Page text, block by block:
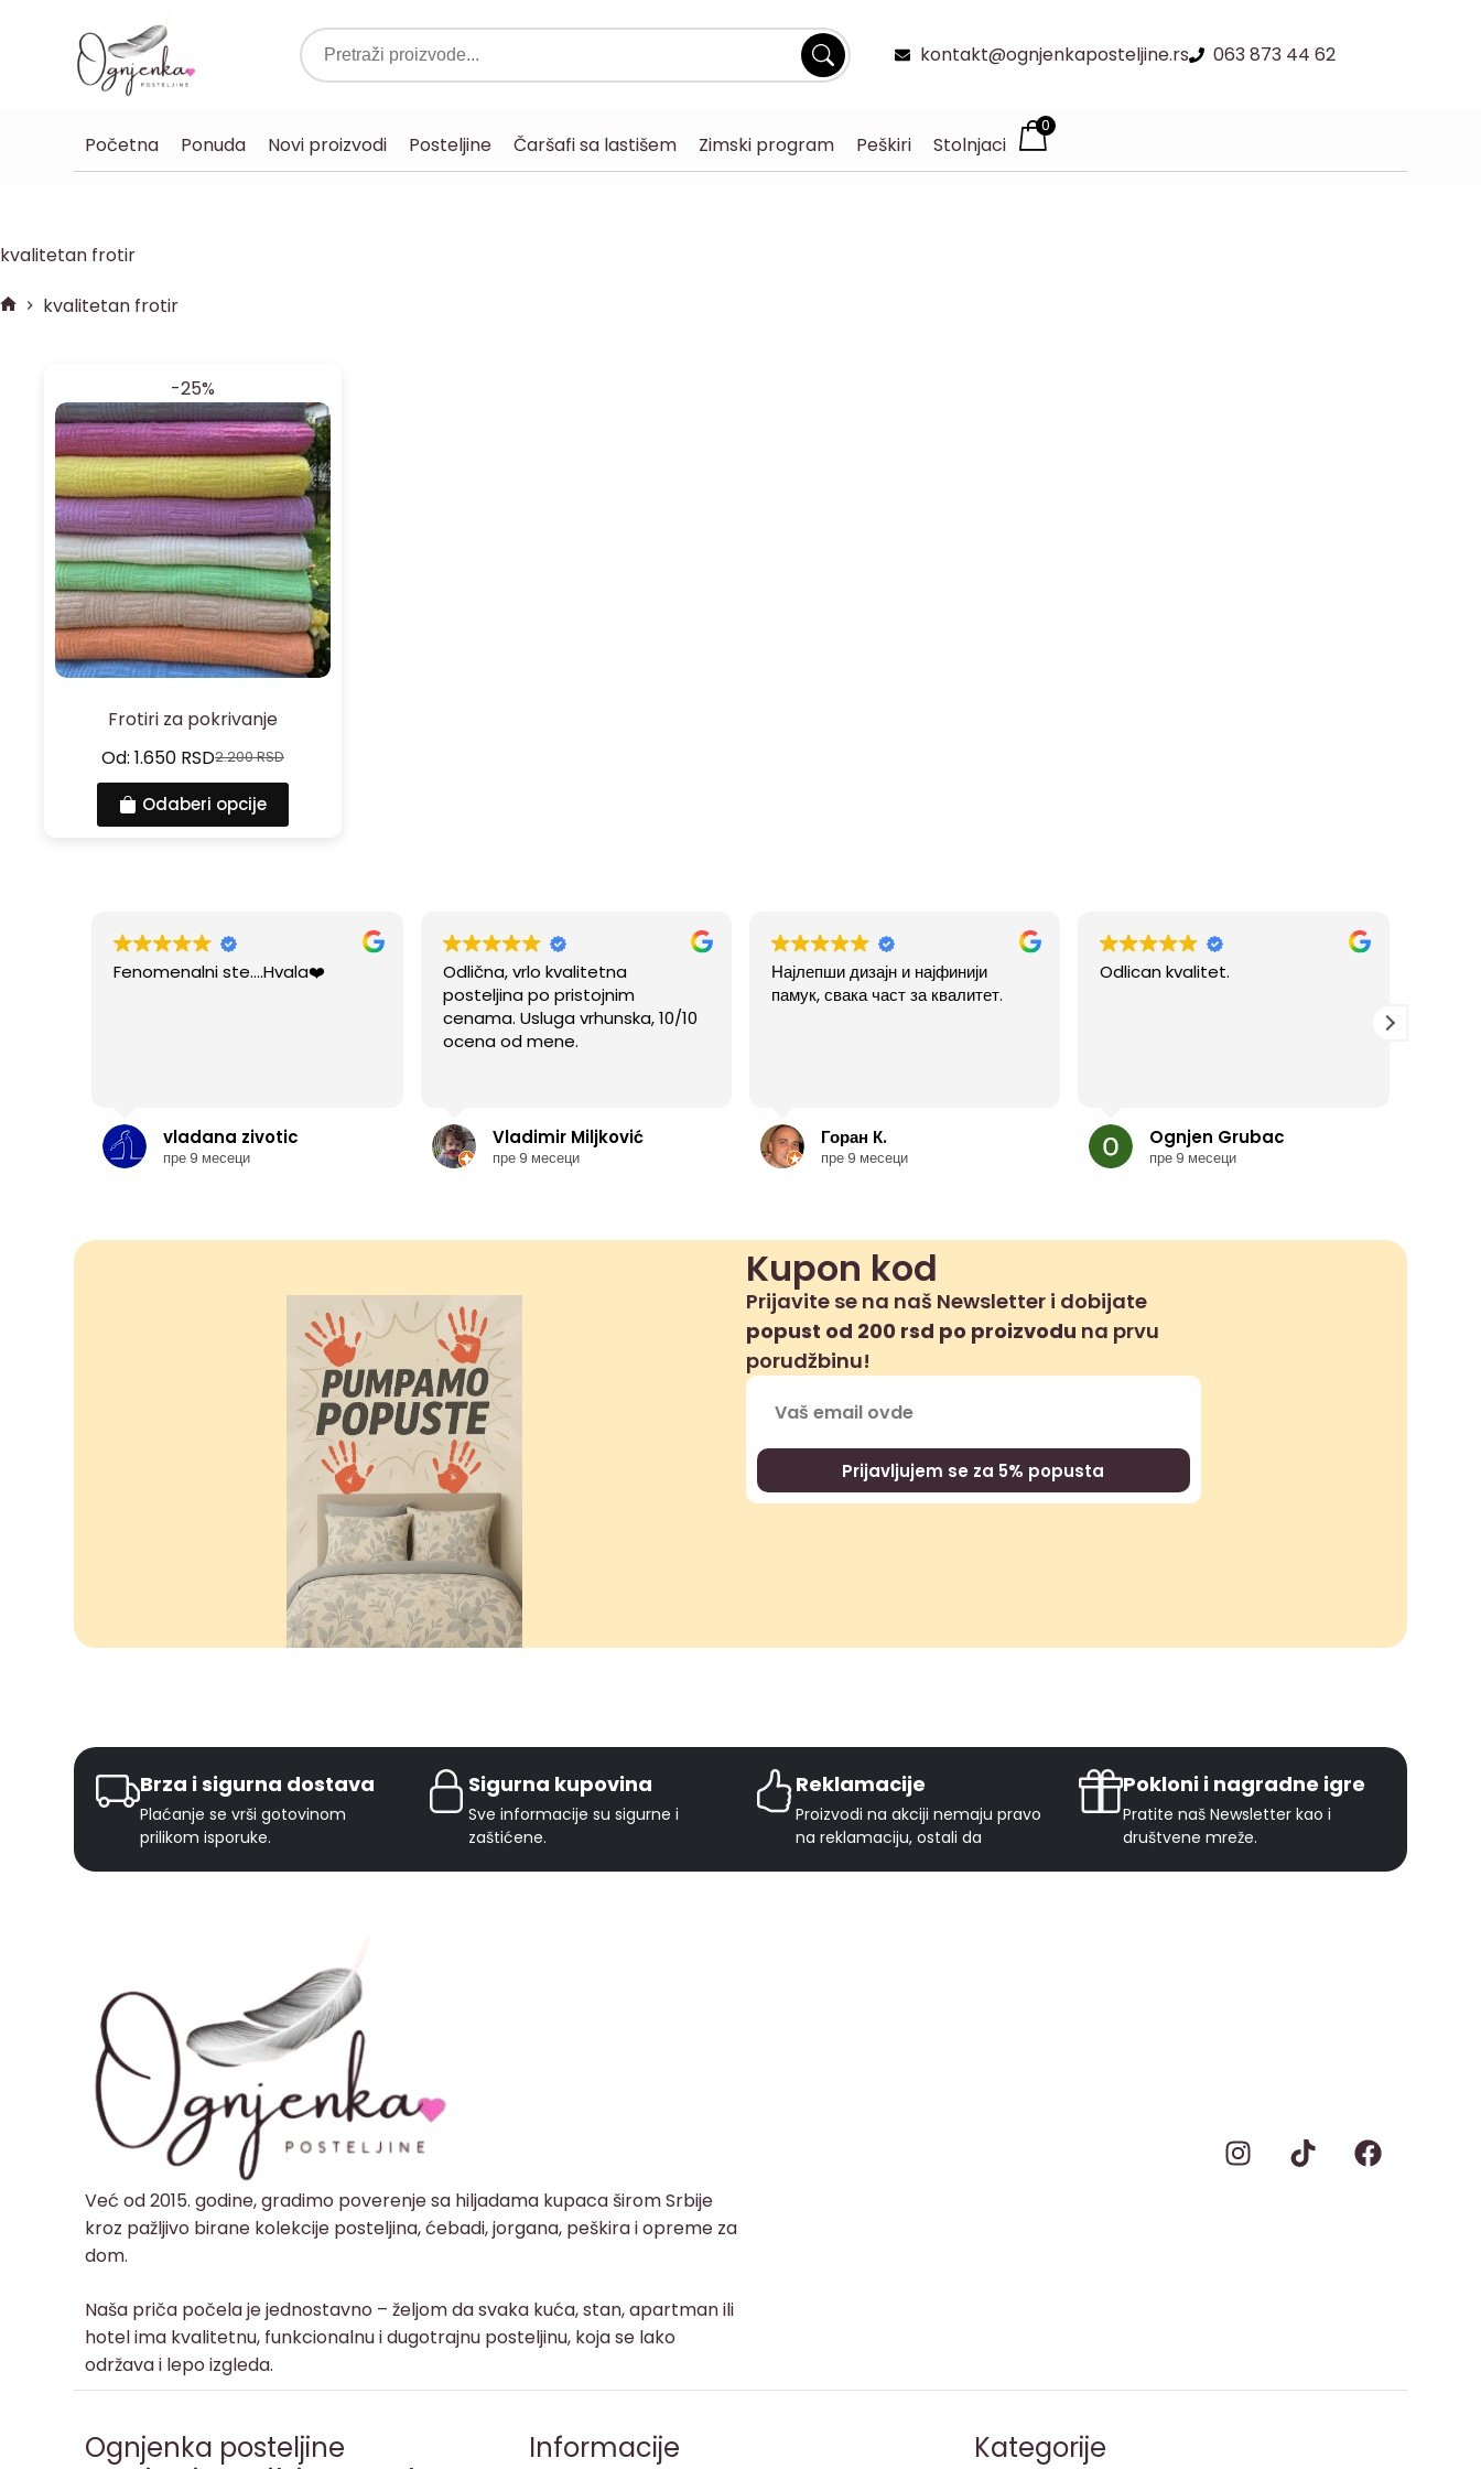
kontakt@ognjenkaposteljine.rs 063 873 44 62
Početna Ponuda Novi proizvodi Posteljine Čaršafi sa lastišem Zimski program Peškiri Stolnjaci
0
kvalitetan frotir
kvalitetan frotir
-25%
Frotiri za pokrivanje
Od:
2.200RSD
1.650 RSD
Odaberi opcije
Fenomenalni ste....Hvala❤️
vladana zivotic
пре 9 месеци
Odlična, vrlo kvalitetna
posteljina po pristojnim
cenama. Usluga vrhunska, 10/10
ocena od mene.
Vladimir Miljković
пре 9 месеци
Најлепши дизајн и најфинији
памук, свака част за квалитет.
Горан К.
пре 9 месеци
Odlican kvalitet.
Ognjen Grubac
пре 9 месеци
Kupon kod
Prijavite se na naš Newsletter i dobijate
popust od 200 rsd po proizvodu na prvu
porudžbinu!
Prijavljujem se za 5% popusta
Brza i sigurna dostava
Plaćanje se vrši gotovinom
prilikom isporuke.
Sigurna kupovina
Sve informacije su sigurne i
zaštićene.
Reklamacije
Proizvodi na akciji nemaju pravo
na reklamaciju, ostali da
Pokloni i nagradne igre
Pratite naš Newsletter kao i
društvene mreže.
Već od 2015. godine, gradimo poverenje sa hiljadama kupaca širom Srbije
kroz pažljivo birane kolekcije posteljina, ćebadi, jorgana, peškira i opreme za
dom.
Naša priča počela je jednostavno – željom da svaka kuća, stan, apartman ili
hotel ima kvalitetnu, funkcionalnu i dugotrajnu posteljinu, koja se lako
održava i lepo izgleda.
Ognjenka posteljine Informacije Kategorije